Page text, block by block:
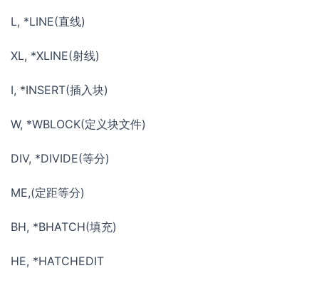
L, *LINE(直线)
XL, *XLINE(射线)
I, *INSERT(插入块)
W, *WBLOCK(定义块文件)
DIV, *DIVIDE(等分)
ME,(定距等分)
BH, *BHATCH(填充)
HE, *HATCHEDIT